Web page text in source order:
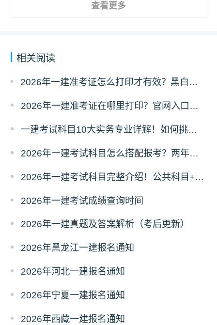
查看更多
相关阅读
2026年一建准考证怎么打印才有效？黑白彩打有区别吗？
2026年一建准考证在哪里打印？官网入口是什么？
一建考试科目10大实务专业详解！如何挑选？
2026年一建考试科目怎么搭配报考？两年滚动
2026年一建考试科目完整介绍！公共科目+专业科目
2026年一建考试成绩查询时间
2026年一建真题及答案解析（考后更新）
2026年黑龙江一建报名通知
2026年河北一建报名通知
2026年宁夏一建报名通知
2026年西藏一建报名通知